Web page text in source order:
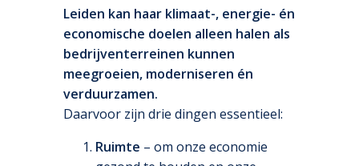
Leiden kan haar klimaat-, energie- én
economische doelen alleen halen als
bedrijventerreinen kunnen
meegroeien, moderniseren én
verduurzamen.
Daarvoor zijn drie dingen essentieel:
Ruimte – om onze economie